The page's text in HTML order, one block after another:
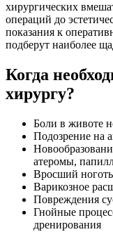
хирургических
операций до
показания к
подберут наиболее
Когда
хирургу?
Боли в животе
Подозрение на
атеромы,
Вросший
Варикозное
Повреждения
Гнойные
дренирования